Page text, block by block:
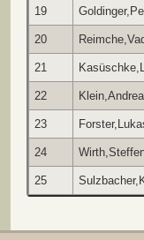
19
20
21
22
23
24
25